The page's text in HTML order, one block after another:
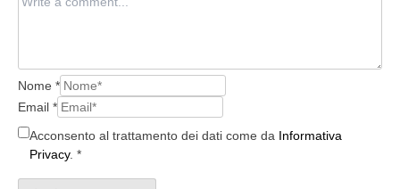
Nome *
Email *
Acconsento al trattamento dei dati come da Informativa
Privacy. *